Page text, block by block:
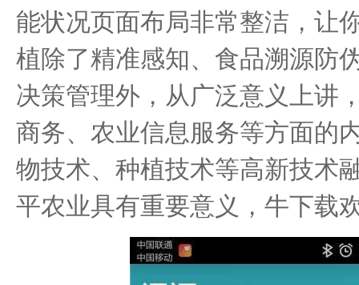
能状况页面布局非常整洁，让
植除了精准感知、食品溯源防
决策管理外，从广泛意义上讲
商务、农业信息服务等方面的
物技术、种植技术等高新技术
平农业具有重要意义，牛下载